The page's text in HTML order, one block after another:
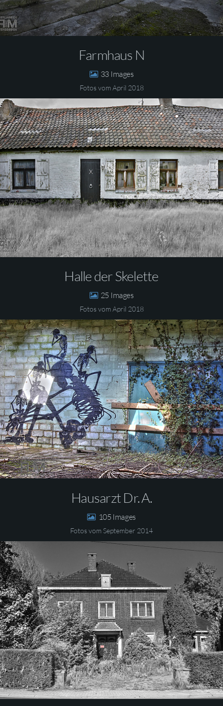
Farmhaus N
33
Fotos vom April 2018
Halle der Skelette
25
Fotos vom April 2018
Hausarzt Dr. A.
105
Fotos vom September 2014